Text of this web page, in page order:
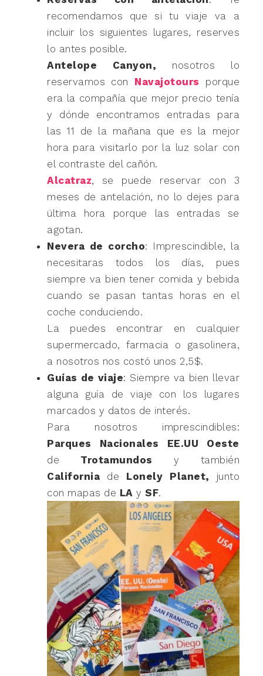
recomendamos que si tu viaje va a
incluir los siguientes lugares, reserves
lo antes posible.
Antelope Canyon, nosotros lo
reservamos con Navajotours
porque
era la compañía que mejor precio tenía
y dónde encontramos entradas para
las 11 de la mañana que es la mejor
hora para visitarlo por la luz solar con
el contraste del cañón.
Alcatraz, se puede reservar con 3
meses de antelación, no lo dejes para
última hora porque las entradas se
agotan.
Nevera de corcho: Imprescindible, la
necesitaras todos los días, pues
siempre va bien tener comida y bebida
cuando se pasan tantas horas en el
coche conduciendo.
La puedes encontrar en cualquier
supermercado, farmacia o gasolinera,
a nosotros nos costó unos 2,5$.
Guías de viaje: Siempre va bien llevar
alguna guía de viaje con los lugares
marcados y datos de interés.
Para nosotros imprescindibles:
Parques Nacionales EE.UU Oeste
de Trotamundos y también
California de Lonely Planet, junto
con mapas de LA y SF.